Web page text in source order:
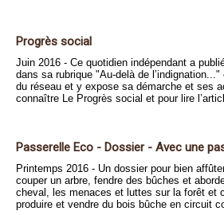
Progrès social
Juin 2016 - Ce quotidien indépendant a
dans sa rubrique "Au-delà de
du réseau et y expose sa démarche et ses
connaître Le Progrès social et pour lire
Passerelle Eco - Dossier - Avec une
Printemps 2016 - Un dossier pour bien
couper un arbre, fendre des bûches et
cheval, les menaces et luttes sur la forêt et
produire et vendre du bois bûche en circuit